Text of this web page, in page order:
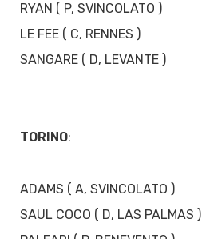
RYAN ( P, SVINCOLATO )
LE FEE ( C, RENNES )
SANGARE ( D, LEVANTE )
TORINO:
ADAMS ( A, SVINCOLATO )
SAUL COCO ( D, LAS PALMAS )